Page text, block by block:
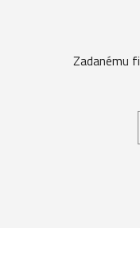
Zadanému